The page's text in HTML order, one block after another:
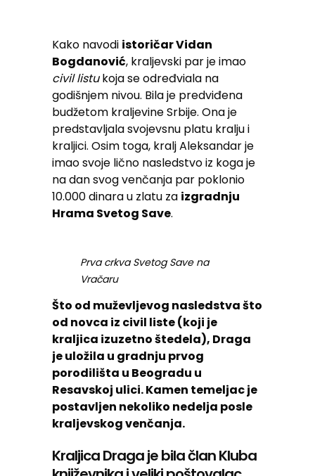
Kako navodi istoričar Vidan
Bogdanović, kraljevski par je imao
civil listukoja se određviala na
godišnjem nivou. Bila je predviđena
budžetom kraljevine Srbije. Ona je
predstavljala svojevsnu platu kralju i
kraljici. Osim toga, kralj Aleksandar je
imao svoje lično nasledstvo iz koga je
na dan svog venčanja par poklonio
10.000 dinara u zlatu za izgradnju
Hrama Svetog Save.
Prva crkva Svetog Save na
Vračaru
Što od muževljevog nasledstva što
od novca iz civil liste (koji je
kraljica izuzetno štedela), Draga
je uložila u gradnju prvog
porodilišta u Beogradu u
Resavskoj ulici. Kamen temeljac je
postavljen nekoliko nedelja posle
kraljevskog venčanja.
Kraljica Draga je bila član Kluba